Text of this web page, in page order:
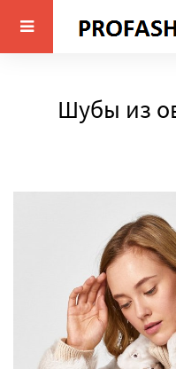
Шубы из